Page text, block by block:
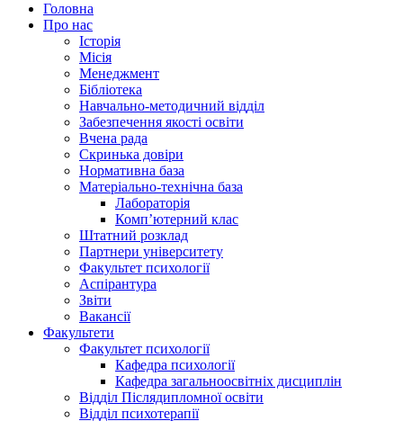
Головна
Про нас
Історія
Місія
Менеджмент
Бібліотека
Навчально-методичний відділ
Забезпечення якості освіти
Вчена рада
Скринька довіри
Нормативна база
Матеріально-технічна база
Лабораторія
Компʼютерний клас
Штатний розклад
Партнери університету
Факультет психології
Аспірантура
Звіти
Вакансії
Факультети
Факультет психології
Кафедра психології
Кафедра загальноосвітніх дисциплін
Відділ Післядипломної освіти
Відділ психотерапії